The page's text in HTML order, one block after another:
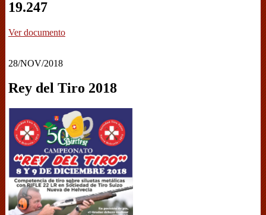
19.247
Ver documento
28/NOV/2018
Rey del Tiro 2018